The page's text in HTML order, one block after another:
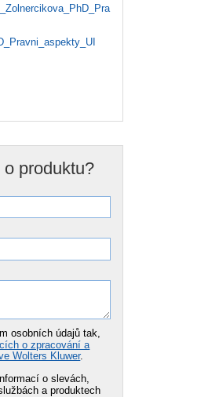
produktu?
osobních údajů tak,
o zpracování a
Wolters Kluwer.
o slevách,
a produktech